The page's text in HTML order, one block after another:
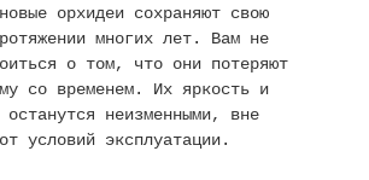
орхидеи сохраняют свою
многих лет. Вам не
о том, что они потеряют
со временем. Их яркость и
останутся неизменными, вне
условий эксплуатации.